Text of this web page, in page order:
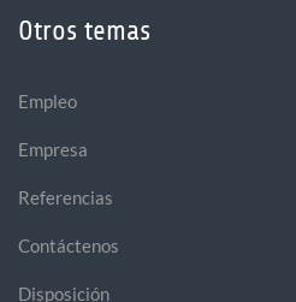
Otros temas
Empleo
Empresa
Referencias
Contáctenos
Disposición